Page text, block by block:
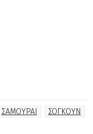
ΣΑΜΟΥΡΑΙ ΣΟΓΚΟΥΝ